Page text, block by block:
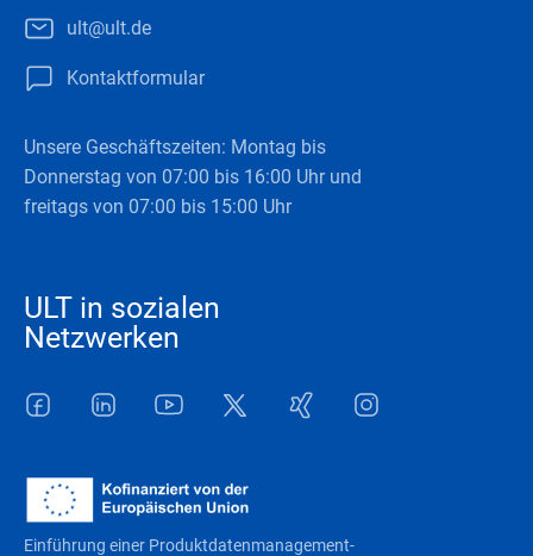
ult@ult.de
Kontaktformular
Unsere Geschäftszeiten: Montag bis
Donnerstag von 07:00 bis 16:00 Uhr und
freitags von 07:00 bis 15:00 Uhr
ULT in sozialen
Netzwerken
Facebook LinkedInYoutube Twitter
Einführung einer Produktdatenmanagement-